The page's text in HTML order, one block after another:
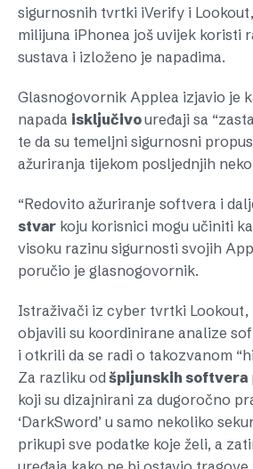
sigurnosnih tvrtki iVerify i
milijuna iPhonea još uvijek koristi
sustava i izloženo je napadima.
Glasnogovornik Applea izjavio je
napada isključivouređaji sa
te da su temeljni sigurnosni
ažuriranja tijekom posljednjih
“Redovito ažuriranje softvera i
stvar koju korisnici mogu učiniti
visoku razinu sigurnosti svojih
poručio je glasnogovornik.
Istraživači iz cyber tvrtki Lookout,
objavili su koordinirane analize
i otkrili da se radi o takozvanom
Za razliku od špijunskih softvera
koji su dizajnirani za dugoročno
‘DarkSword’ u samo nekoliko
prikupi sve podatke koje želi, a